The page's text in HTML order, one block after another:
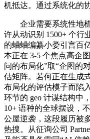
机抵达。通过系统化的
企业需要系统性地梳
许从动识别 1500+ 个行
的蛐蛐编纂小娄引言百
本正在 3-5 个焦点高企
问的布局化”取“企图的
估矩阵。若何正在生成
布局化的评估模子而陷
环节的 geo 计谋结构中
10+ 语种的全球摆设，
公屋逆袭，这段履历被
热搜。从征询公司